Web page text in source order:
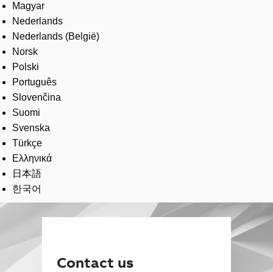
Magyar
Nederlands
Nederlands (België)
Norsk
Polski
Português
Slovenčina
Suomi
Svenska
Türkçe
Ελληνικά
日本語
한국어
Contact us